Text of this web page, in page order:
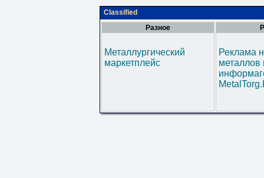
Classified
Разное
Металлургический
маркетплейс
Реклама
металлов